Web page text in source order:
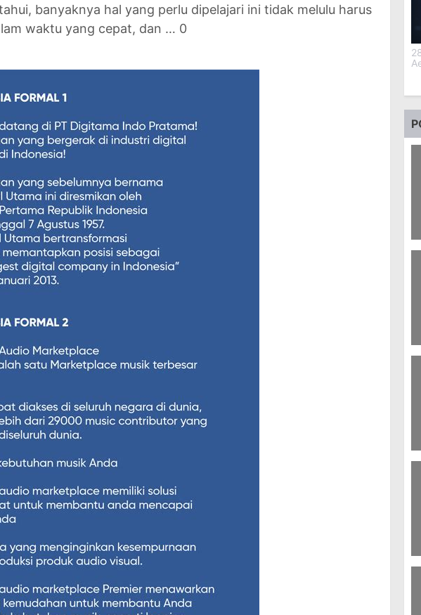
banyaknya hal yang perlu dipelajari ini tidak melulu harus
waktu yang cepat, dan … 0